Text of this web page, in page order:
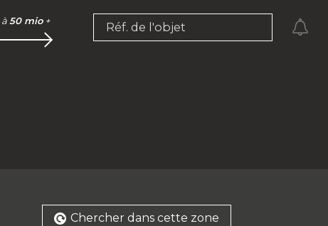
à50 mio + Réf. de l'objet
Chercher dans cette zone